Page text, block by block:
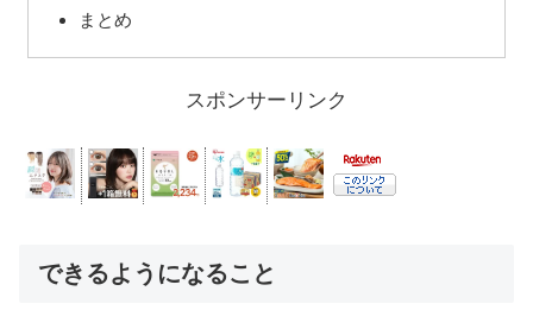
まとめ
スポンサーリンク
できるようになること